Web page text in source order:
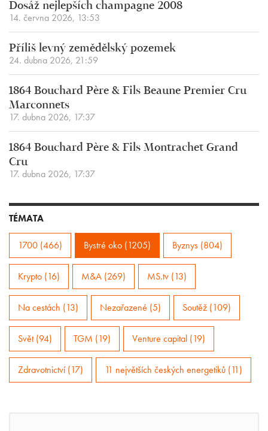
Dosáž nejlepších champagne 2008
14. června 2026, 13:53
Příliš levný zemědělský pozemek
24. dubna 2026, 21:59
1864 Bouchard Père & Fils Beaune Premier Cru
Marconnets
17. dubna 2026, 17:37
1864 Bouchard Père & Fils Montrachet Grand
Cru
17. dubna 2026, 17:37
TÉMATA
1700 (466) Bystré oko (1205) Byznys (804)
Krypto (16) M&A (269) MS.tv (13)
Na cestách (13) Nezařazené (5) Soutěž (109)
Svět (94) TGM (19) Venture capital (19)
Zdravotnictví (17) 11 největších českých energetiků (11)